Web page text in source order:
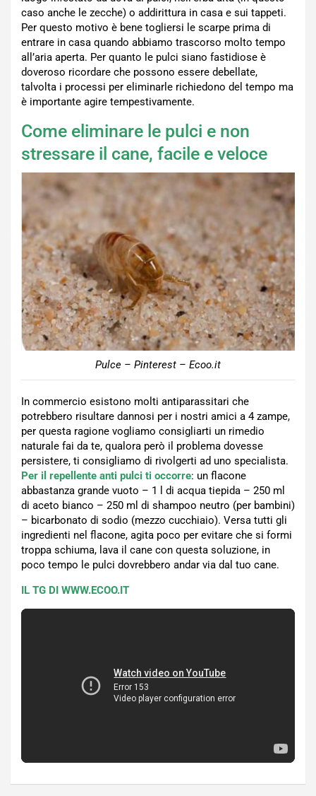
caso anche le zecche) o addirittura in casa e sui tappeti.
Per questo motivo è bene togliersi le scarpe prima di
entrare in casa quando abbiamo trascorso molto tempo
all’aria aperta. Per quanto le pulci siano fastidiose è
doveroso ricordare che possono essere debellate,
talvolta i processi per eliminarle richiedono del tempo ma
è importante agire tempestivamente.
Come eliminare le pulci e non
stressare il cane, facile e veloce
Pulce – Pinterest – Ecoo.it
In commercio esistono molti antiparassitari che
potrebbero risultare dannosi per i nostri amici a 4 zampe,
per questa ragione vogliamo consigliarti un rimedio
naturale fai da te, qualora però il problema dovesse
persistere, ti consigliamo di rivolgerti ad uno specialista.
Per il repellente anti pulci ti occorre: un flacone
abbastanza grande vuoto – 1 l di acqua tiepida – 250 ml
di aceto bianco – 250 ml di shampoo neutro (per bambini)
– bicarbonato di sodio (mezzo cucchiaio). Versa tutti gli
ingredienti nel flacone, agita poco per evitare che si formi
troppa schiuma, lava il cane con questa soluzione, in
poco tempo le pulci dovrebbero andar via dal tuo cane.
IL TG DI WWW.ECOO.IT